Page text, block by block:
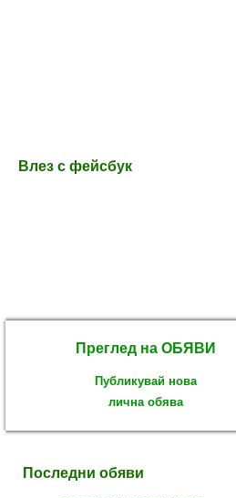
Влез с фейсбук
Преглед на ОБЯВИ
Публикувай нова
лична обява
Последни обяви